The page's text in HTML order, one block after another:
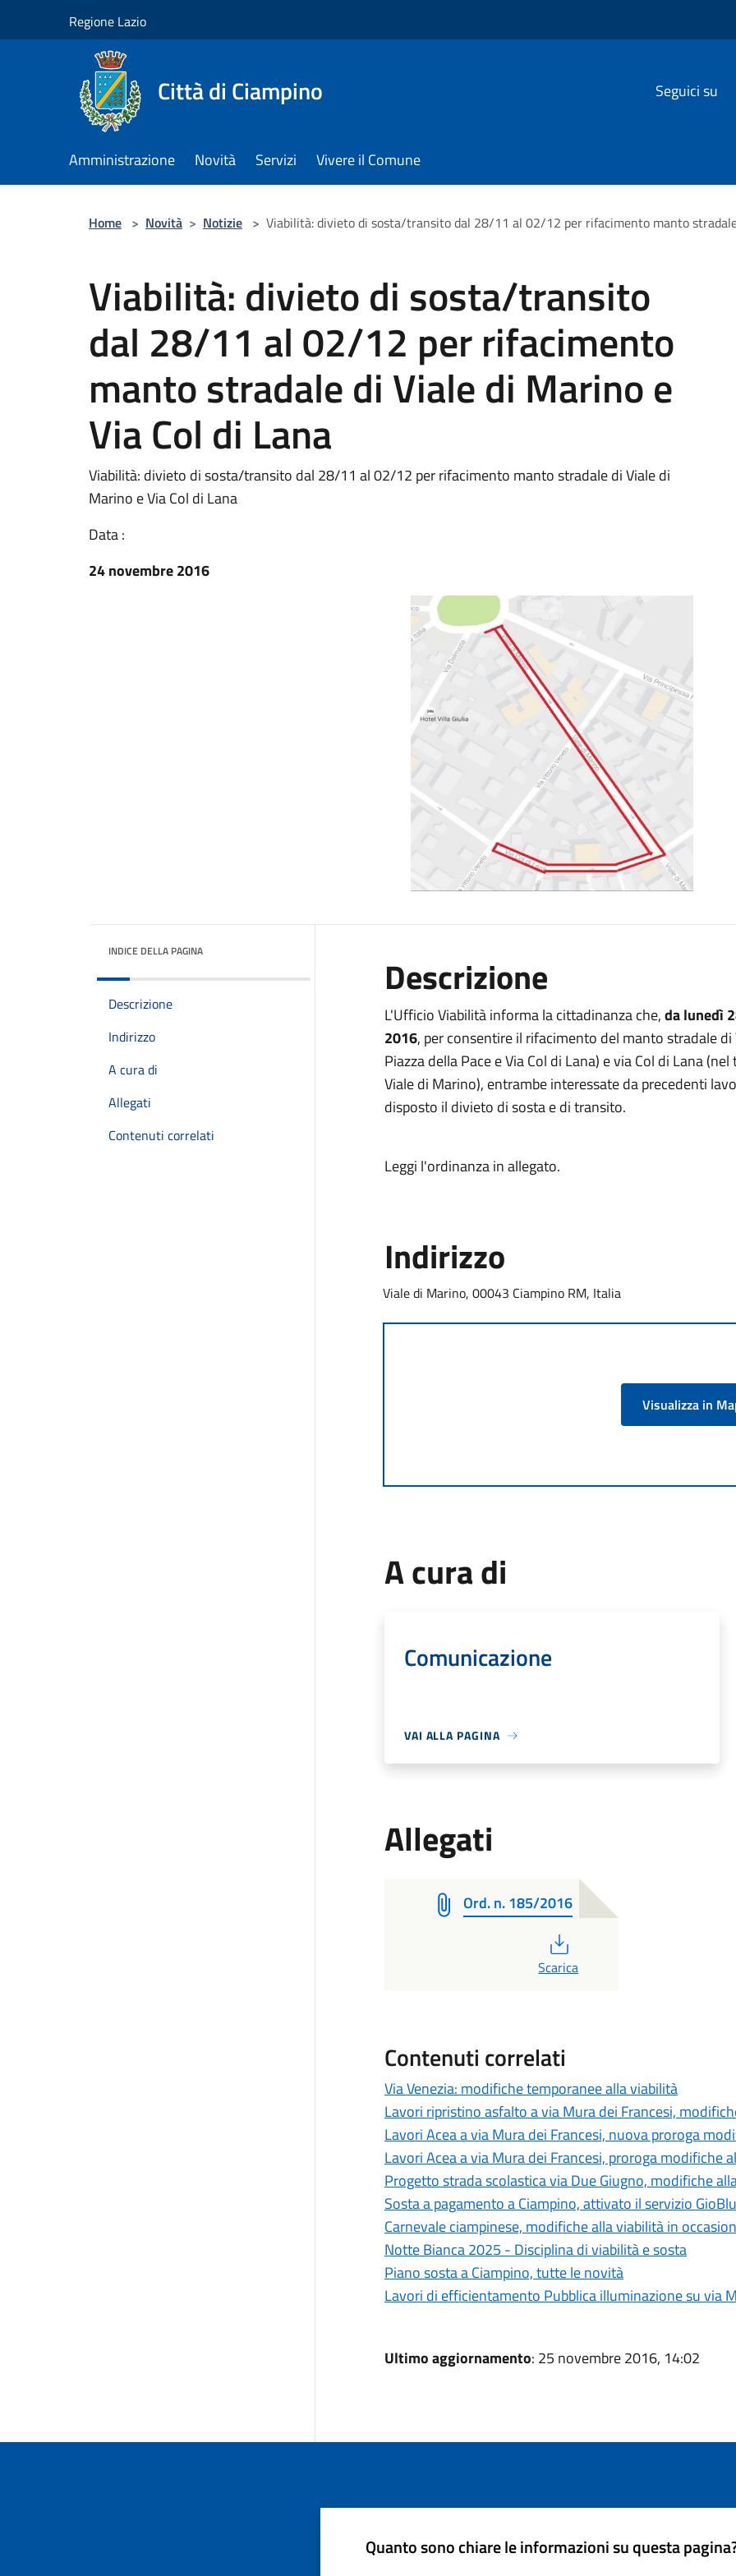
Regione Lazio
Città di Ciampino Seguici su
Amministrazione Novità Servizi Vivere il Comune
Home > Novità > Notizie > Viabilità: divieto di sosta/transito dal 28/11 al 02/12 per rifacimento manto
Viabilità: divieto di sosta/transito
dal 28/11 al 02/12 per rifacimento
manto stradale di Viale di Marino e
Via Col di Lana
Viabilità: divieto di sosta/transito dal 28/11 al 02/12 per rifacimento manto stradale di Viale di
Marino e Via Col di Lana
Data :
24 novembre 2016
INDICE DELLA PAGINA
Descrizione
Indirizzo
A cura di
Allegati
Contenuti correlati
Descrizione
L'Ufficio Viabilità informa la cittadinanza che,da lunedì
2016, per consentire il rifacimento del manto stradale
Piazza della Pace e Via Col di Lana) e via Col di Lana
Viale di Marino), entrambe interessate da precedenti
disposto il divieto di sosta e di transito.
Leggi l'ordinanza in allegato.
Indirizzo
Viale di Marino, 00043 Ciampino RM, Italia
Visualizza in
A cura di
Comunicazione
VAI ALLA PAGINA
Allegati
Ord. n. 185/2016
Scarica
Contenuti correlati
Via Venezia: modifiche temporanee alla viabilità
Lavori ripristino asfalto a via Mura dei Francesi,
Lavori Acea a via Mura dei Francesi, nuova proroga
Lavori Acea a via Mura dei Francesi, proroga modifiche
Progetto strada scolastica via Due Giugno, modifiche
Sosta a pagamento a Ciampino, attivato il servizio GioBlu
Carnevale ciampinese, modifiche alla viabilità in
Notte Bianca 2025 - Disciplina di viabilità e sosta
Piano sosta a Ciampino, tutte le novità
Lavori di efficientamento Pubblica illuminazione su via
Ultimo aggiornamento: 25 novembre 2016, 14:02
Quanto sono chiare le informazioni su questa